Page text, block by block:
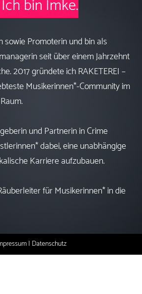
bin Imke.
sowie Promoterin und bin als
seit über einem Jahrzehnt
2017 gründete ich RAKETEREI –
Musikerinnen*-Community im
und Partnerin in Crime
dabei, eine unabhängige
Karriere aufzubauen.
für Musikerinnen* in die
| Datenschutz